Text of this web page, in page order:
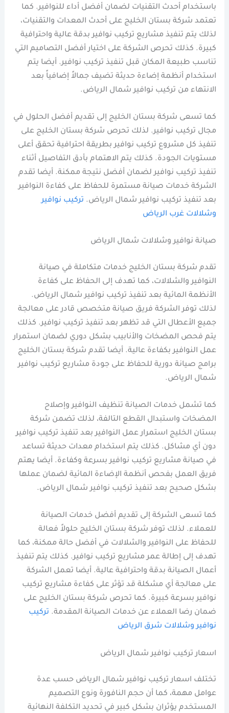
باستخدام أحدث التقنيات لضمان أفضل أداء للنوافير. كما
تعتمد شركة بستان الخليج على أحدث المعدات والتقنيات،
لذلك يتم تنفيذ مشاريع تركيب نوافير بدقة عالية واحترافية
كبيرة. كذلك تحرص الشركة على اختيار أفضل التصاميم التي
تناسب طبيعة المكان قبل تنفيذ تركيب نوافير. أيضا يتم
استخدام أنظمة إضاءة حديثة تضيف جمالاً إضافياً بعد
الانتهاء من تركيب نوافير شمال الرياض.
كما تسعى شركة بستان الخليج إلى تقديم أفضل الحلول في
مجال تركيب نوافير. لذلك تحرص شركة بستان الخليج على
تنفيذ كل مشروع تركيب نوافير بطريقة احترافية تحقق أعلى
مستويات الجودة. كذلك يتم الاهتمام بأدق التفاصيل أثناء
تنفيذ تركيب نوافير لضمان أفضل نتيجة ممكنة. أيضا تقدم
الشركة خدمات صيانة مستمرة للحفاظ على كفاءة النوافير
بعد تنفيذ تركيب نوافير شمال الرياض. تركيب نوافير
وشلالات غرب الرياض
صيانة نوافير وشلالات شمال الرياض
تقدم شركة بستان الخليج خدمات متكاملة في صيانة
النوافير والشلالات، كما تهدف إلى الحفاظ على كفاءة
الأنظمة المائية بعد تنفيذ تركيب نوافير شمال الرياض.
لذلك توفر الشركة فريق صيانة متخصص قادر على معالجة
جميع الأعطال التي قد تظهر بعد تنفيذ تركيب نوافير. كذلك
يتم فحص المضخات والأنابيب بشكل دوري لضمان استمرار
عمل النوافير بكفاءة عالية. أيضا تقدم شركة بستان الخليج
برامج صيانة دورية للحفاظ على جودة مشاريع تركيب نوافير
شمال الرياض.
كما تشمل خدمات الصيانة تنظيف النوافير وإصلاح
المضخات واستبدال القطع التالفة، لذلك تضمن شركة
بستان الخليج استمرار عمل النوافير بعد تنفيذ تركيب نوافير
دون أي مشاكل. كذلك يتم استخدام معدات حديثة تساعد
في صيانة مشاريع تركيب نوافير بسرعة وكفاءة. أيضا يهتم
فريق العمل بفحص أنظمة الإضاءة المائية لضمان عملها
بشكل صحيح بعد تنفيذ تركيب نوافير شمال الرياض.
كما تسعى الشركة إلى تقديم أفضل خدمات الصيانة
للعملاء. لذلك توفر شركة بستان الخليج حلولاً فعالة
للحفاظ على النوافير والشلالات في أفضل حالة ممكنة، كما
تهدف إلى إطالة عمر مشاريع تركيب نوافير. كذلك يتم تنفيذ
أعمال الصيانة بدقة واحترافية عالية. أيضا تعمل الشركة
على معالجة أي مشكلة قد تؤثر على كفاءة مشاريع تركيب
نوافير بسرعة كبيرة. كما تحرص شركة بستان الخليج على
ضمان رضا العملاء عن خدمات الصيانة المقدمة. تركيب
نوافير وشلالات شرق الرياض
اسعار تركيب نوافير شمال الرياض
تختلف اسعار تركيب نوافير شمال الرياض حسب عدة
عوامل مهمة، كما أن حجم النافورة ونوع التصميم
المستخدم يؤثران بشكل كبير في تحديد التكلفة النهائية